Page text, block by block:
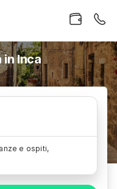
in Inca
e ospiti,